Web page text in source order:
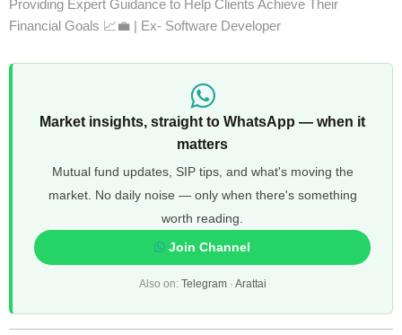
Providing Expert Guidance to Help Clients Achieve Their
Financial Goals 📈💼 | Ex- Software Developer
Market insights, straight to WhatsApp — when it
matters
Mutual fund updates, SIP tips, and what's moving the
market. No daily noise — only when there's something
worth reading.
Join Channel
Also on: Telegram· Arattai